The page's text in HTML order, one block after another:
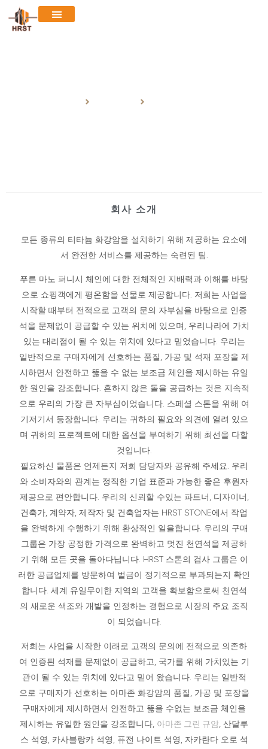
회사 소개
모든 종류의 티타늄 화강암을 설치하기 위해 제공하는 요소에
서 완전한 서비스를 제공하는 숙련된 팀.
푸른 마노 퍼니시 체인에 대한 전체적인 지배력과 이해를 바탕
으로 쇼핑객에게 평온함을 선물로 제공합니다. 저희는 사업을
시작할 때부터 전적으로 고객의 문의 자부심을 바탕으로 인증
석을 문제없이 공급할 수 있는 위치에 있으며, 우리나라에 가치
있는 대리점이 될 수 있는 위치에 있다고 믿었습니다. 우리는
일반적으로 구매자에게 선호하는 품질, 가공 및 석재 포장을 제
시하면서 안전하고 뚫을 수 없는 보조금 체인을 제시하는 유일
한 원인을 강조합니다. 흔하지 않은 돌을 공급하는 것은 지속적
으로 우리의 가장 큰 자부심이었습니다. 스페셜 스톤을 위해 여
기저기서 등장합니다. 우리는 귀하의 필요와 의견에 열려 있으
며 귀하의 프로젝트에 대한 옵션을 부여하기 위해 최선을 다할
것입니다.
필요하신 물품은 언제든지 저희 담당자와 공유해 주세요. 우리
와 소비자와의 관계는 정직한 기업 표준과 가능한 좋은 후원자
제공으로 편안합니다. 우리의 신뢰할 수있는 파트너, 디자이너,
건축가, 계약자, 제작자 및 건축업자는 HRST STONE에서 작업
을 완벽하게 수행하기 위해 환상적인 일을합니다. 우리의 구매
그룹은 가장 공정한 가격으로 완벽하고 멋진 천연석을 제공하
기 위해 모든 곳을 돌아다닙니다. HRST 스톤의 검사 그룹은 이
러한 공급업체를 방문하여 벌금이 정기적으로 부과되는지 확인
합니다. 세계 유일무이한 지역의 고객을 확보함으로써 천연석
의 새로운 색조와 개발을 인정하는 경험으로 시장의 주요 조직
이 되었습니다.
저희는 사업을 시작한 이래로 고객의 문의에 전적으로 의존하
여 인증된 석재를 문제없이 공급하고, 국가를 위해 가치있는 기
관이 될 수 있는 위치에 있다고 믿어 왔습니다. 우리는 일반적
으로 구매자가 선호하는 아마존 화강암의 품질, 가공 및 포장을
구매자에게 제시하면서 안전하고 뚫을 수없는 보조금 체인을
제시하는 유일한 원인을 강조합니다, 아마존 그린 규암, 산달루
스 석영, 카사블랑카 석영, 퓨전 나이트 석영, 자카란다 오로 석